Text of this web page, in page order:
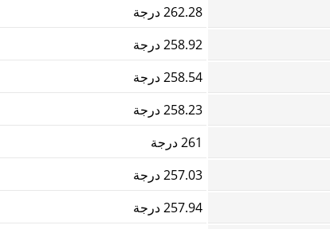
262.28 درجة
258.92 درجة
258.54 درجة
258.23 درجة
261 درجة
257.03 درجة
257.94 درجة